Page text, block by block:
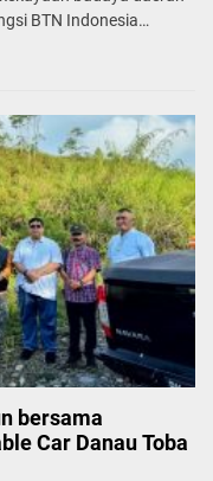
BTN Indonesia
bersama
Car Danau Toba